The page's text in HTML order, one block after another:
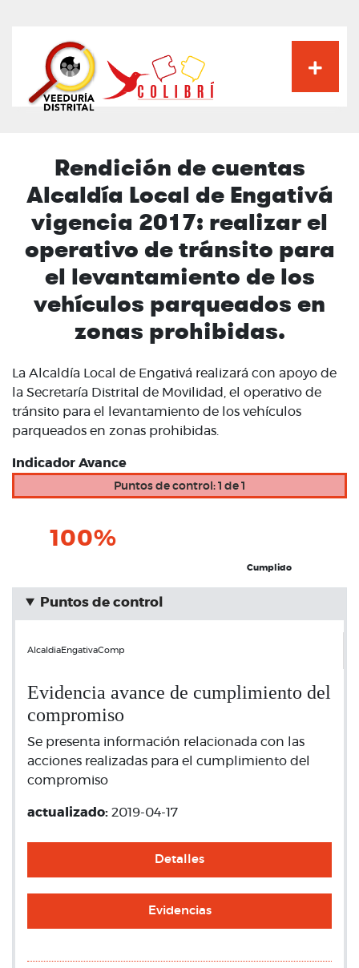
principal
Rendición de cuentas
Alcaldía Local de Engativá
vigencia 2017: realizar el
operativo de tránsito para
el levantamiento de los
vehículos parqueados en
zonas prohibidas.
La Alcaldía Local de Engativá realizará con apoyo de
la Secretaría Distrital de Movilidad, el operativo de
tránsito para el levantamiento de los vehículos
parqueados en zonas prohibidas.
Indicador Avance
Puntos de control: 1 de 1
100%
Cumplido
Puntos de control
AlcaldiaEngativaComp
Evidencia avance de cumplimiento del
compromiso
Se presenta información relacionada con las
acciones realizadas para el cumplimiento del
compromiso
actualizado: 2019-04-17
Detalles
Evidencias